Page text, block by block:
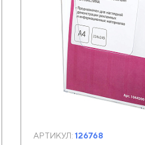
АРТИКУЛ: 126768